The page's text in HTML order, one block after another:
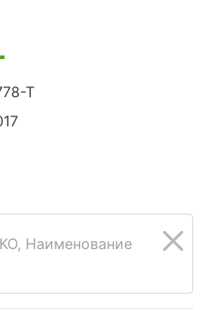
Т
Наименование